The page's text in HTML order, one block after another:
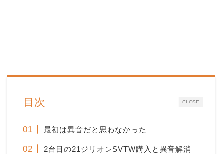
CLOSE
目次
最初は異音だと思わなかった
2台目の21ジリオンSVTW購入と異音解消